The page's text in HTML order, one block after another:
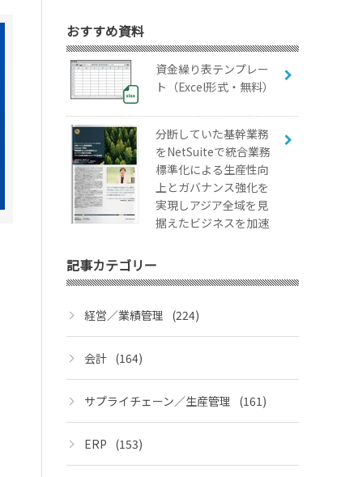
おすすめ資料
資金繰り表テンプレー
ト（Excel形式・無料）
分断していた基幹業務
をNetSuiteで統合業務
標準化による生産性向
上とガバナンス強化を
実現しアジア全域を見
据えたビジネスを加速
記事カテゴリー
経営／業績管理 (224)
会計 (164)
サプライチェーン／生産管理 (161)
ERP (153)